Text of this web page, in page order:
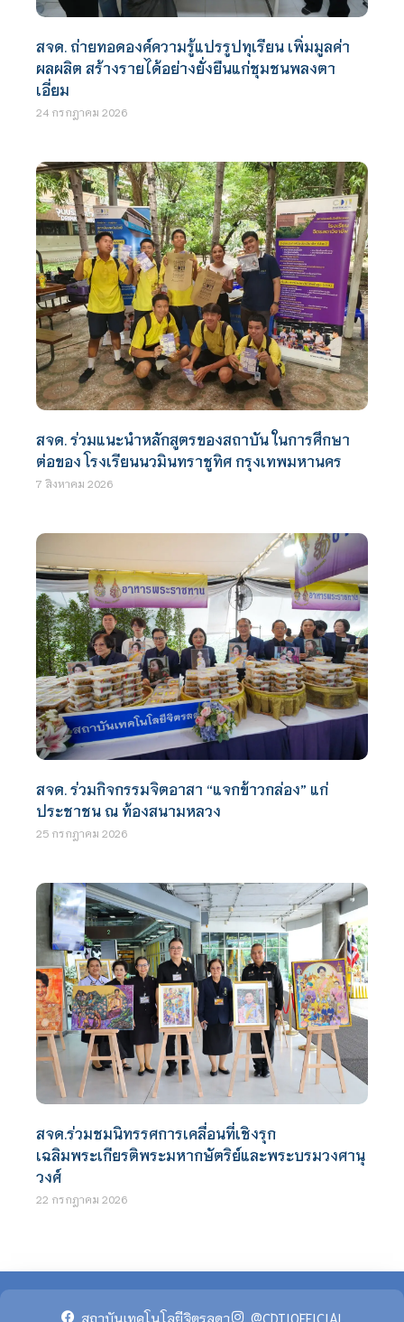
สจด. ถ่ายทอดองค์ความรู้แปรรูปทุเรียน เพิ่มมูลค่า
ผลผลิต สร้างรายได้อย่างยั่งยืนแก่ชุมชนพลงตา
เอี่ยม
24 กรกฎาคม 2026
สจด. ร่วมแนะนำหลักสูตรของสถาบัน ในการศึกษา
ต่อของ โรงเรียนนวมินทราชูทิศ กรุงเทพมหานคร
7 สิงหาคม 2026
สจด. ร่วมกิจกรรมจิตอาสา “แจกข้าวกล่อง” แก่
ประชาชน ณ ท้องสนามหลวง
25 กรกฎาคม 2026
สจด.ร่วมชมนิทรรศการเคลื่อนที่เชิงรุก
เฉลิมพระเกียรติพระมหากษัตริย์และพระบรมวงศานุ
วงศ์
22 กรกฎาคม 2026
สถาบันเทคโนโลยีจิตรลดา
@CDTIOFFICIAL